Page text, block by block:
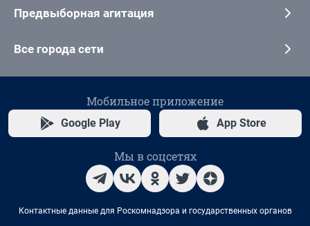
Предвыборная агитация
Все города сети
Мобильное приложение
Google Play App Store
Мы в соцсетях
Контактные данные для Роскомнадзора и государственных органов